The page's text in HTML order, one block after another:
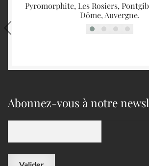
Pyromorphite, Les Rosiers,
Dôme, Auvergne.
Abonnez-vous à notre